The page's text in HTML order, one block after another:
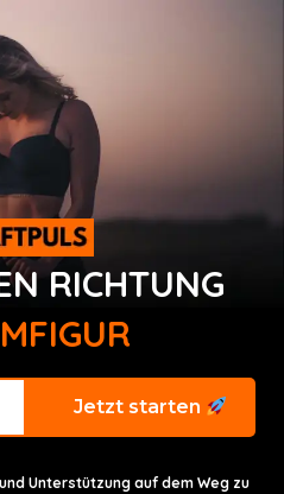
RICHTUNG
Jetzt starten
Unterstützung auf dem Weg zu